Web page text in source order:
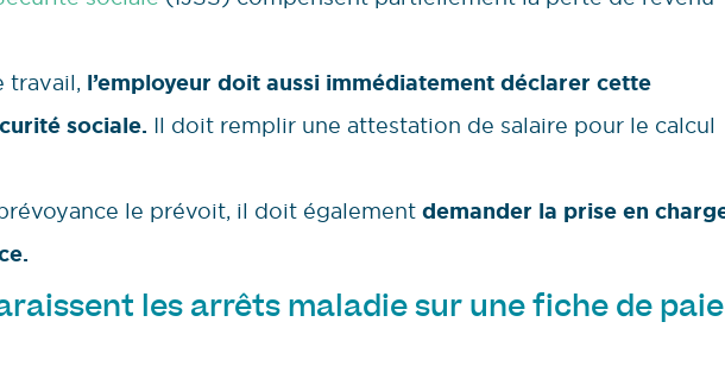
travail, l’employeur doit aussi immédiatement déclarer cette
sociale. Il doit remplir une attestation de salaire pour le calcul
le prévoit, il doit également demander la prise en
les arrêts maladie sur une fiche de paie